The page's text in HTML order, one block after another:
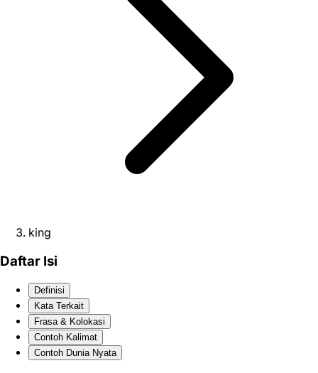
king
Daftar Isi
Definisi
Kata Terkait
Frasa & Kolokasi
Contoh Kalimat
Contoh Dunia Nyata